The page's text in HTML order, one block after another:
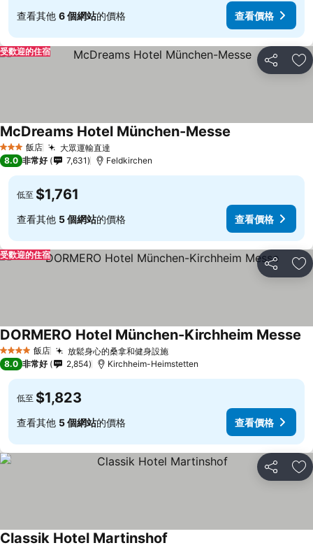
查看其他 6 個網站的價格 查看價格
分享 加
受歡迎的住宿
3 星級 飯店 大眾運輸直達
McDreams Hotel München-Messe
8.0 非常好 7,631 Feldkirchen
低至 $1,761
查看其他 5 個網站的價格 查看價格
分享 加
受歡迎的住宿
4 星級 飯店 放鬆身心的桑拿和健身設施
DORMERO Hotel München-Kirchheim Messe
8.0 非常好 2,854 Kirchheim-Heimstetten
低至 $1,823
查看其他 5 個網站的價格 查看價格
分享 加
Classik Hotel Martinshof